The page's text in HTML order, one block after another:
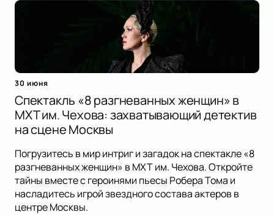
30 июня
Спектакль «8 разгневанных женщин» в
МХТ им. Чехова: захватывающий детектив
на сцене Москвы
Погрузитесь в мир интриг и загадок на спектакле «8
разгневанных женщин» в МХТ им. Чехова. Откройте
тайны вместе с героинями пьесы Робера Тома и
насладитесь игрой звездного состава актеров в
центре Москвы.